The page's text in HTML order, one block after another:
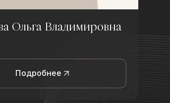
Ольга Владимировна
Подробнее